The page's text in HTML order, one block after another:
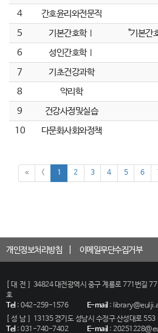
4
간호윤리와전문직
5
기본간호학Ⅰ
"기본간
6
성인간호학Ⅰ
7
기초건강과학
8
약리학
9
건강사정및실습
10
다문화사회와정책
« < 1 2 3 4 5 6
개인정보처리방침 이메일무단수집거부
[대전]
34824 대전광역시 중구 계룡로 771번길
호
Tel: 042-259-1576 E-mail:
[성남]
13135 경기도 성남시 수정구 산성대로
Tel: 031-740-7402 E-mail: